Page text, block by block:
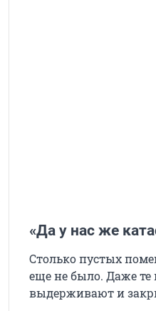
«Да у нас же
Столько пустых
еще не было. Даже те
выдерживают и